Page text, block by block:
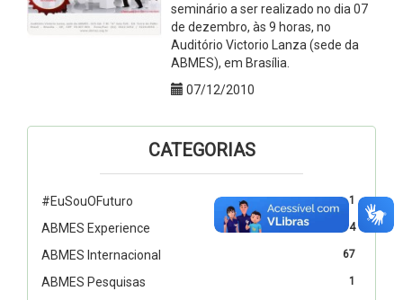
seminário a ser realizado no dia 07
de dezembro, às 9 horas, no
Auditório Victorio Lanza (sede da
ABMES), em Brasília.
07/12/2010
CATEGORIAS
1
#EuSouOFuturo
4
ABMES Experience
67
ABMES Internacional
1
ABMES Pesquisas